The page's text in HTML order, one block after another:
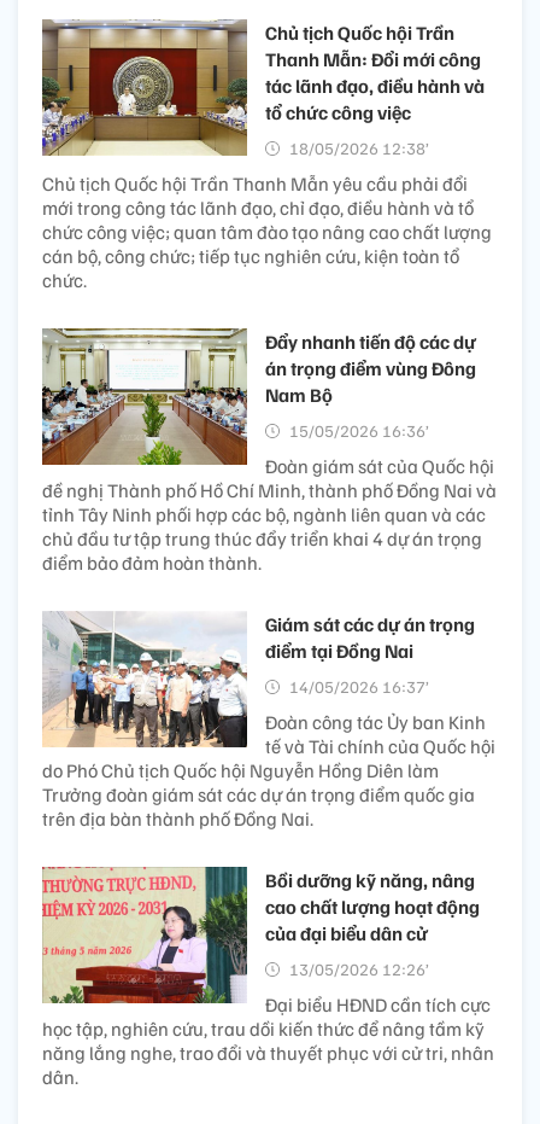
Chủ tịch Quốc hội Trần
Thanh Mẫn: Đổi mới công
tác lãnh đạo, điều hành và
tổ chức công việc
18/05/2026 12:38’
Chủ tịch Quốc hội Trần Thanh Mẫn yêu cầu phải đổi
mới trong công tác lãnh đạo, chỉ đạo, điều hành và tổ
chức công việc; quan tâm đào tạo nâng cao chất lượng
cán bộ, công chức; tiếp tục nghiên cứu, kiện toàn tổ
chức.
Đẩy nhanh tiến độ các dự
án trọng điểm vùng Đông
Nam Bộ
15/05/2026 16:36’
Đoàn giám sát của Quốc hội
đề nghị Thành phố Hồ Chí Minh, thành phố Đồng Nai và
tỉnh Tây Ninh phối hợp các bộ, ngành liên quan và các
chủ đầu tư tập trung thúc đẩy triển khai 4 dự án trọng
điểm bảo đảm hoàn thành.
Giám sát các dự án trọng
điểm tại Đồng Nai
14/05/2026 16:37’
Đoàn công tác Ủy ban Kinh
tế và Tài chính của Quốc hội
do Phó Chủ tịch Quốc hội Nguyễn Hồng Diên làm
Trưởng đoàn giám sát các dự án trọng điểm quốc gia
trên địa bàn thành phố Đồng Nai.
Bồi dưỡng kỹ năng, nâng
cao chất lượng hoạt động
của đại biểu dân cử
13/05/2026 12:26’
Đại biểu HĐND cần tích cực
học tập, nghiên cứu, trau dồi kiến thức để nâng tầm kỹ
năng lắng nghe, trao đổi và thuyết phục với cử tri, nhân
dân.